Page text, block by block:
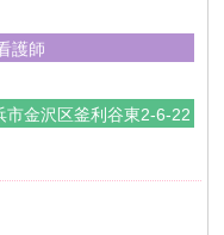
護師
市金沢区釜利谷東2-6-22